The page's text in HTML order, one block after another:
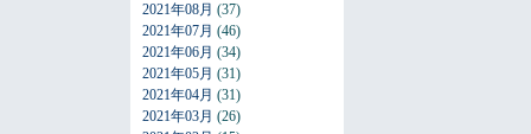
2021年08月 (37)
2021年07月 (46)
2021年06月 (34)
2021年05月 (31)
2021年04月 (31)
2021年03月 (26)